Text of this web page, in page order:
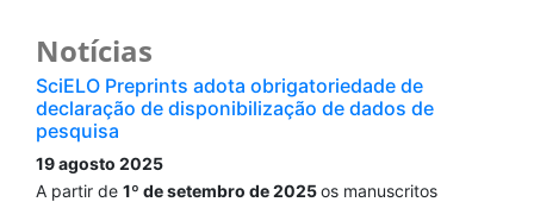
Notícias
SciELO Preprints adota obrigatoriedade de
declaração de disponibilização de dados de
pesquisa
19 agosto 2025
A partir de 1º de setembro de 2025os manuscritos